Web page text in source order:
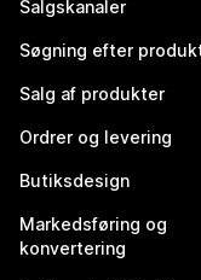
Salgskanaler
Søgning efter
Salg af produkter
Ordrer og levering
Butiksdesign
Markedsføring og
konvertering